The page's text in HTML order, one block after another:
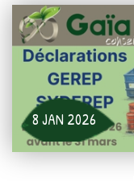
8 JAN 2026